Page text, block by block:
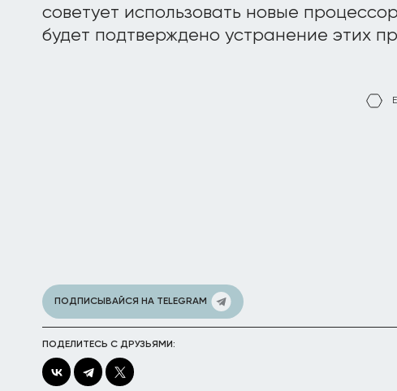
советует использовать новые
будет подтверждено устранение этих
ПОДПИСЫВАЙСЯ НА TELEGRAM
ПОДЕЛИТЕСЬ С ДРУЗЬЯМИ: